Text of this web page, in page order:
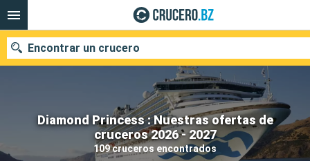
Diamond Princess : Nuestras ofertas de
cruceros 2026 - 2027
109 cruceros encontrados
Encontrar un crucero
Nuestros destinos
Fecha de salida